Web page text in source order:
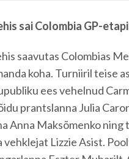
sai Colombia GP-
saavutas Colombias
koha. Turniiril teise
ees vehelnud
prantslanna Julia
Anna Maksõmenko ning
vehklejat Lizzie Asist.